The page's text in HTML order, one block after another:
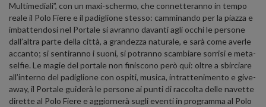
Multimediali”, con un maxi-schermo, che connetteranno in tempo
reale il Polo Fiere e il padiglione stesso: camminando per la piazza e
imbattendosi nel Portale si avranno davanti agli occhi le persone
dall’altra parte della città, a grandezza naturale, e sarà come averle
accanto; si sentiranno i suoni, si potranno scambiare sorrisi e meta-
selfie. Le magie del portale non finiscono però qui: oltre a sbirciare
all’interno del padiglione con ospiti, musica, intrattenimento e give-
away, il Portale guiderà le persone ai punti di raccolta delle navette
dirette al Polo Fiere e aggiornerà sugli eventi in programma al Polo